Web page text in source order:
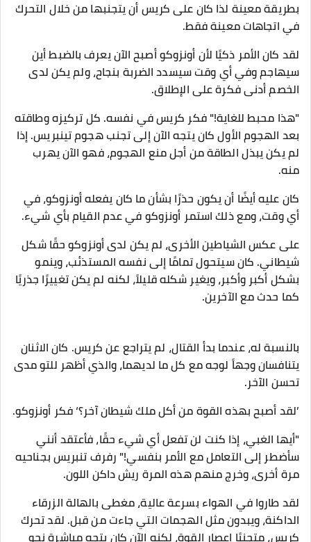
بطريقة معينة لذا كان على كريس أن يتجنبها من خلال التحرك
في اتجاهات معينة فقط.
لقد كان الأمر ذكيًا لأن أونزوكو أصبح الآن يعرف بالضبط أين
سيهاجم وفي أي وقت سيسدد الضربة بنجاح، ولم يكن لدى
الخصم أدنى فكرة على الإطلاق.
"هذا محبط للغاية!" فكر كريس في نفسه. كل تركيزه وطاقته
بعد الهجوم الأول كان يتجه الآن إلى تجنب هجوم تينبريس. إذا
لم يكن يبذل الطاقة من أجل منع الهجوم، فهو الآن يهرب
منه.
كان عليه أيضًا أن يكون حذرًا بشأن ما كان يفعله أونزوكو، في
أي وقت، ومع ذلك استمر أونزوكو في عدم القيام بأي شيء.
على عكس الشياطين الأخرى، لم يكن لدى أونزوكو حقًا شكل
شيطاني. كان سيتحول تمامًا إلى نفسه المستذئب، وينمو
بشكل أكبر وأكبر، ويغير شكله قليلاً، لكنه لم يكن تغييرًا جذريًا
كما حدث مع الآخرين.
بالنسبة له، عندما بدأ القتال، لم يتراجع عن كريس. كان الاثنان
يتنافسان وجهاً لوجه مع كل ما لديهما، والذي أظهر للتو مدى
تحسن الآخر.
’لقد أصبح بهذه القوة من أكل ملك شيطان آخر؟‘ فكر أونزوكو.
"أيها الغبي، إذا كنت لن تفعل أي شيء حقًا، فأعتقد أنني
سأضطر إلى التعامل مع الأمر بنفسي!" رفرف تنبريس بجناحيه
مرة أخرى، وخرج منهم هذه المرة ريش داكن اللون.
لقد طاروا في الهواء بسرعة عالية، مغطى بالهالة الزرقاء
الداكنة، ويبدون مثل الهجمات التي جاءت من قبل. لقد تحرك
كريس، متجنبًا إعصار القوة، لكنه الآن كان يتجه مباشرة نحو